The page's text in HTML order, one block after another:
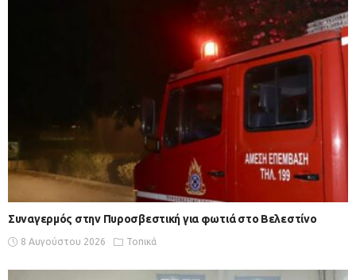
Συναγερμός στην Πυροσβεστική για φωτιά στο Βελεστίνο
8 Αυγούστου 2026 Τοπικά